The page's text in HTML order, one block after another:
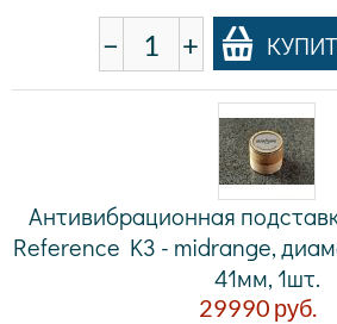
− +
Антивибрационная
Reference K3 - midrange,
41мм, 1шт.
29990 руб.